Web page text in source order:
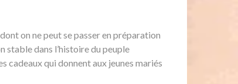
on ne peut se passer en préparation
stable dans l’histoire du peuple
cadeaux qui donnent aux jeunes mariés